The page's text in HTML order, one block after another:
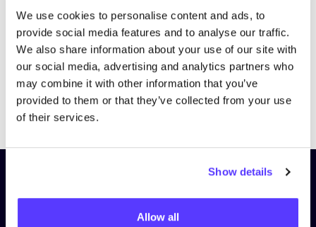
We use cookies to personalise content and ads, to
provide social media features and to analyse our traffic.
We also share information about your use of our site with
our social media, advertising and analytics partners who
may combine it with other information that you’ve
provided to them or that they’ve collected from your use
of their services.
Show details
Allow all
PreviousNext
Schrijf je in op onze nieuwsbrief
en blijf op de hoogte!